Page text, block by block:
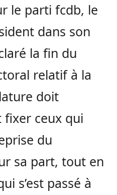
le parti fcdb, le
dans son
la fin du
relatif à la
doit
ceux qui
du
sa part, tout en
s’est passé à